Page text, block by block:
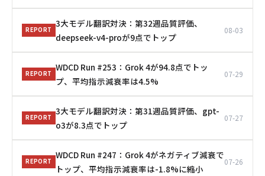
REPORT
3大モデル翻訳対決：第32週品質評価、
deepseek-v4-proが9点でトップ
08-03
REPORT
WDCD Run #253：Grok 4が94.8点でトッ
プ、平均指示減衰率は4.5%
07-29
REPORT
3大モデル翻訳対決：第31週品質評価、gpt-
o3が8.3点でトップ
07-27
REPORT
WDCD Run #247：Grok 4がネガティブ減衰で
トップ、平均指示減衰率は-1.8%に縮小
07-26